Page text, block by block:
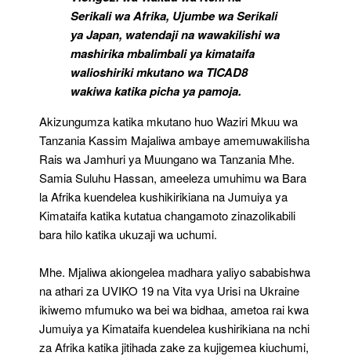
Serikali wa Afrika, Ujumbe wa Serikali
ya Japan, watendaji na wawakilishi wa
mashirika mbalimbali ya kimataifa
walioshiriki mkutano wa TICAD8
wakiwa katika picha ya pamoja.
Akizungumza katika mkutano huo Waziri Mkuu wa
Tanzania Kassim Majaliwa ambaye amemuwakilisha
Rais wa Jamhuri ya Muungano wa Tanzania Mhe.
Samia Suluhu Hassan, ameeleza umuhimu wa Bara
la Afrika kuendelea kushikirikiana na Jumuiya ya
Kimataifa katika kutatua changamoto zinazolikabili
bara hilo katika ukuzaji wa uchumi.
Mhe. Mjaliwa akiongelea madhara yaliyo sababishwa
na athari za UVIKO 19 na Vita vya Urisi na Ukraine
ikiwemo mfumuko wa bei wa bidhaa, ametoa rai kwa
Jumuiya ya Kimataifa kuendelea kushirikiana na nchi
za Afrika katika jitihada zake za kujigemea kiuchumi,